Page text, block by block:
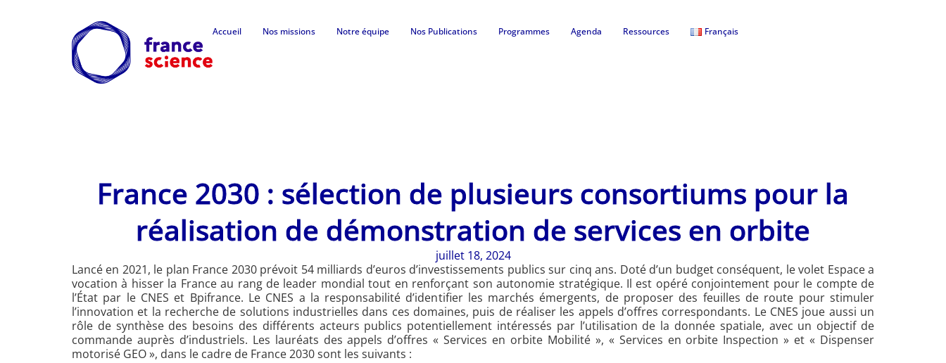
Accueil Nos missions Notre équipe Nos Publications Programmes Agenda Ressources Français
France 2030 : sélection de plusieurs consortiums pour la
réalisation de démonstration de services en orbite
juillet 18, 2024
Lancé en 2021, le plan France 2030 prévoit 54 milliards d’euros d’investissements publics sur cinq ans. Doté d’un budget conséquent, le volet Espace a
vocation à hisser la France au rang de leader mondial tout en renforçant son autonomie stratégique. Il est opéré conjointement pour le compte de
l’État par le CNES et Bpifrance. Le CNES a la responsabilité d’identifier les marchés émergents, de proposer des feuilles de route pour stimuler
l’innovation et la recherche de solutions industrielles dans ces domaines, puis de réaliser les appels d’offres correspondants. Le CNES joue aussi un
rôle de synthèse des besoins des différents acteurs publics potentiellement intéressés par l’utilisation de la donnée spatiale, avec un objectif de
commande auprès d’industriels. Les lauréats des appels d’offres « Services en orbite Mobilité », « Services en orbite Inspection » et « Dispenser
motorisé GEO », dans le cadre de France 2030 sont les suivants :